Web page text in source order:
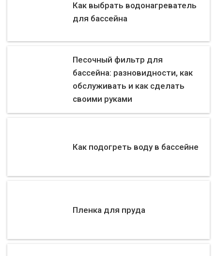
Как выбрать водонагреватель
для бассейна
Песочный фильтр для
бассейна: разновидности, как
обслуживать и как сделать
своими руками
Как подогреть воду в бассейне
Пленка для пруда